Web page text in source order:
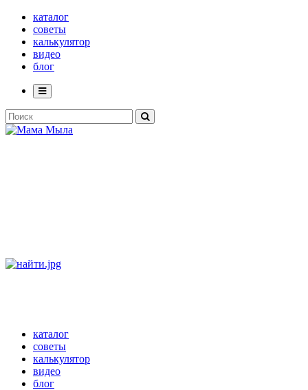
каталог
советы
калькулятор
видео
блог
каталог
советы
калькулятор
видео
блог